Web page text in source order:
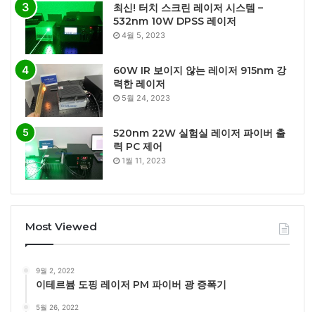
최신! 터치 스크린 레이저 시스템 –
532nm 10W DPSS 레이저
4월 5, 2023
60W IR 보이지 않는 레이저 915nm 강
력한 레이저
5월 24, 2023
520nm 22W 실험실 레이저 파이버 출
력 PC 제어
1월 11, 2023
Most Viewed
9월 2, 2022
이테르븀 도핑 레이저 PM 파이버 광 증폭기
5월 26, 2022